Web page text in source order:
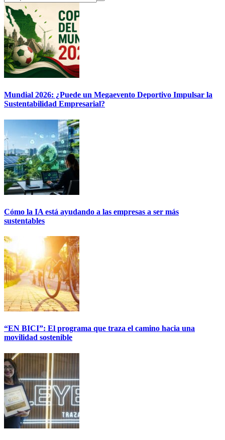
Mundial 2026: ¿Puede un Megaevento Deportivo Impulsar la
Sustentabilidad Empresarial?
Cómo la IA está ayudando a las empresas a ser más
sustentables
“EN BICI”: El programa que traza el camino hacia una
movilidad sostenible